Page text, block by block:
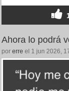
Ahora lo podrá
por erre el 1 jun 2026,